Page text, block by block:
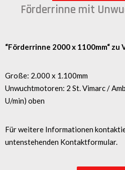
Förderrinne mit
“Förderrinne 2000 x 1100mm“ zu
Große: 2.000 x 1.100mm
Unwuchtmotoren: 2 St. Vimarc /
U/min) oben
Für weitere Informationen
untenstehenden Kontaktformular.